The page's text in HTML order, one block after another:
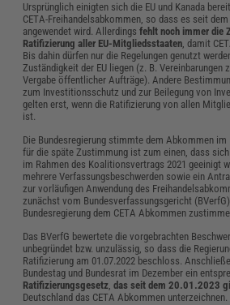
Ursprünglich einigten sich die EU und Kanada
CETA-Freihandelsabkommen, so dass es seit
angewendet wird. Allerdingsfehlt noch immer die
Ratifizierung aller EU-Mitgliedsstaaten, damit
Bis dahin dürfen nur die Regelungen genutzt
Zuständigkeit der EU liegen (z. B. Vereinbarungen
Vergabe öffentlicher Aufträge). Andere
zum Investitionsschutz und zur Beilegung von
gelten erst, wenn die Ratifizierung von allen
ist.
Die Bundesregierung stimmte dem Abkommen im
für die späte Zustimmung ist zum einen, dass
im Rahmen des Koalitionsvertrags 2021 geeinigt
mehrere Verfassungsbeschwerden sowie ein
zur vorläufigen Anwendung des
zunächst vom Bundesverfassungsgericht
Bundesregierung dem CETA Abkommen
Das BVerfG bewertete die vorgebrachten
unbegründet bzw. unzulässig, so dass die
Ratifizierung am 01.07.2022 beschloss.
Bundestag und Bundesrat im Dezember ein
Ratifizierungsgesetz,das seit dem 20.01.2023
Deutschland das CETA Abkommen unterzeichnen.